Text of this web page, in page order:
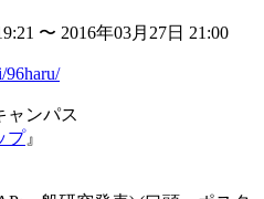
〜 2016年03月27日 21:00
96haru/
ンパス
プ』